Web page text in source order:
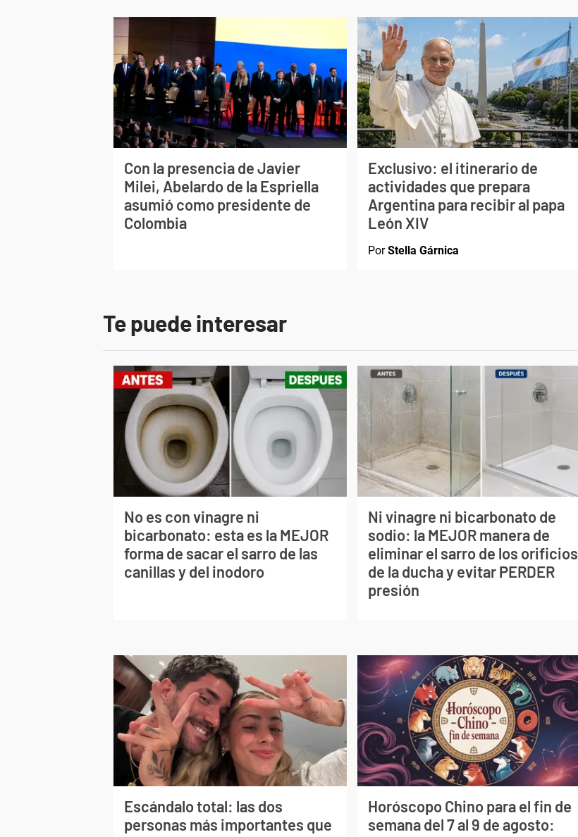
Con la presencia de Javier
Milei, Abelardo de la Espriella
asumió como presidente de
Colombia
Exclusivo: el itinerario de
actividades que prepara
Argentina para recibir al papa
León XIV
PorStella Gárnica
Te puede interesar
No es con vinagre ni
bicarbonato: esta es la MEJOR
forma de sacar el sarro de las
canillas y del inodoro
Ni vinagre ni bicarbonato de
sodio: la MEJOR manera de
eliminar el sarro de los orificios
de la ducha y evitar PERDER
presión
Escándalo total: las dos
personas más importantes que
Horóscopo Chino para el fin de
semana del 7 al 9 de agosto: